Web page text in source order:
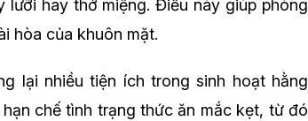
hay thở miệng. Điều này giúp phòng
hòa của khuôn mặt.
lại nhiều tiện ích trong sinh hoạt hằng
chế tình trạng thức ăn mắc kẹt, từ đó